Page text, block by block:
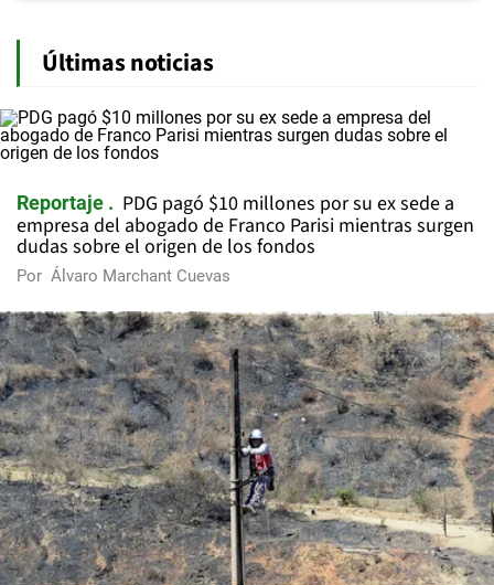
Últimas noticias
Reportaje
PDG pagó $10 millones por su ex sede a
empresa del abogado de Franco Parisi mientras surgen
dudas sobre el origen de los fondos
Por Álvaro Marchant Cuevas